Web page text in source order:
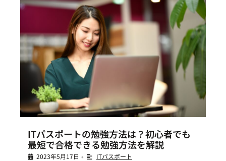
ITパスポートの勉強方法は？初心者でも
最短で合格できる勉強方法を解説
2023年5月17日 • ITパスポート